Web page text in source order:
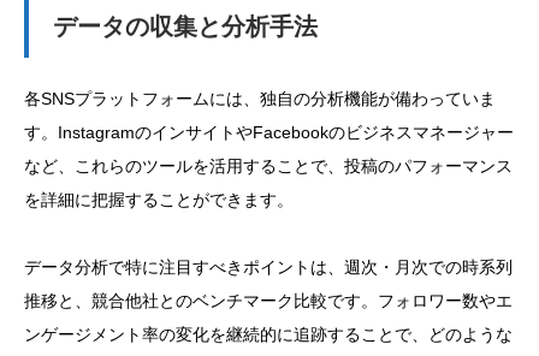
データの収集と分析手法
各SNSプラットフォームには、独自の分析機能が備わっていま
す。InstagramのインサイトやFacebookのビジネスマネージャー
など、これらのツールを活用することで、投稿のパフォーマンス
を詳細に把握することができます。
データ分析で特に注目すべきポイントは、週次・月次での時系列
推移と、競合他社とのベンチマーク比較です。フォロワー数やエ
ンゲージメント率の変化を継続的に追跡することで、どのような